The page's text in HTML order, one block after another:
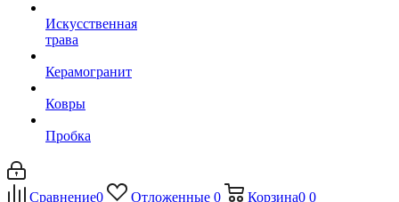
Искусственная
трава
Керамогранит
Ковры
Пробка
Сравнение0 Отложенные 0 Корзина0 0